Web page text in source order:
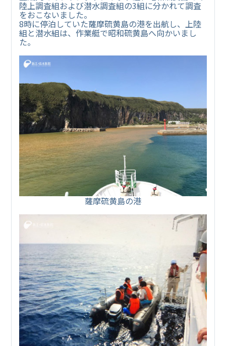
陸上調査組および潜水調査組の3組に分かれて調査
をおこないました。
8時に停泊していた薩摩硫黄島の港を出航し、上陸
組と潜水組は、作業艇で昭和硫黄島へ向かいまし
た。
薩摩硫黄島の港